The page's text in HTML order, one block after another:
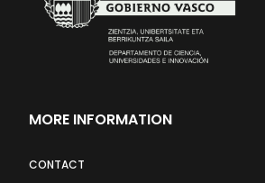
MORE INFORMATION
CONTACT